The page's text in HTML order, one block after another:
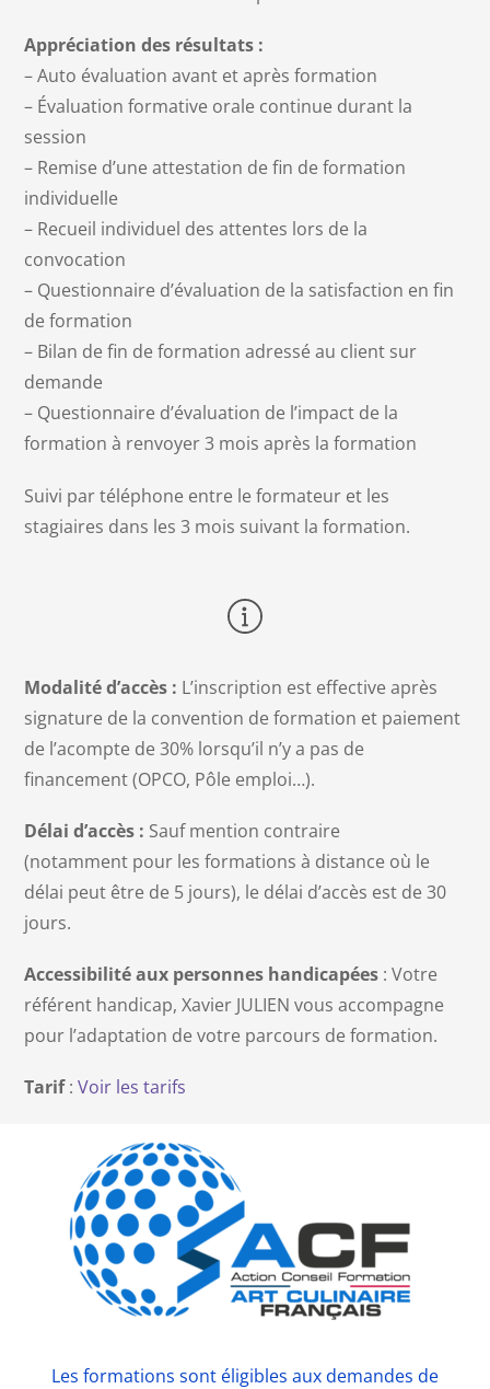
Appréciation des résultats :
– Auto évaluation avant et après formation
– Évaluation formative orale continue durant la
session
– Remise d’une attestation de fin de formation
individuelle
– Recueil individuel des attentes lors de la
convocation
– Questionnaire d’évaluation de la satisfaction en fin
de formation
– Bilan de fin de formation adressé au client sur
demande
– Questionnaire d’évaluation de l’impact de la
formation à renvoyer 3 mois après la formation
Suivi par téléphone entre le formateur et les
stagiaires dans les 3 mois suivant la formation.
Modalité d’accès : L’inscription est effective après
signature de la convention de formation et paiement
de l’acompte de 30% lorsqu’il n’y a pas de
financement (OPCO, Pôle emploi…).
Délai d’accès : Sauf mention contraire
(notamment pour les formations à distance où le
délai peut être de 5 jours), le délai d’accès est de 30
jours.
Accessibilité aux personnes handicapées : Votre
référent handicap, Xavier JULIEN vous accompagne
pour l’adaptation de votre parcours de formation.
Tarif:Voir les tarifs
Les formations sont éligibles aux demandes de